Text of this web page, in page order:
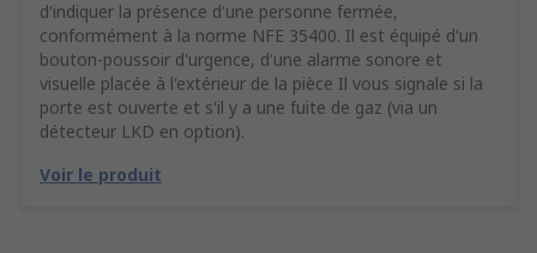
d'indiquer la présence d'une personne fermée,
conformément à la norme NFE 35400. Il est équipé d'un
bouton-poussoir d'urgence, d'une alarme sonore et
visuelle placée à l'extérieur de la pièce Il vous signale si la
porte est ouverte et s'il y a une fuite de gaz (via un
détecteur LKD en option).
Voir le produit